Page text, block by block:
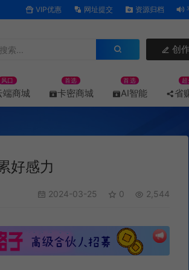
VIP优惠 网址提交 资源归档
创
端商城
风口
卡密商城
首选
AI智能
首选
省
超
好感力
2024-03-25 0 2,544